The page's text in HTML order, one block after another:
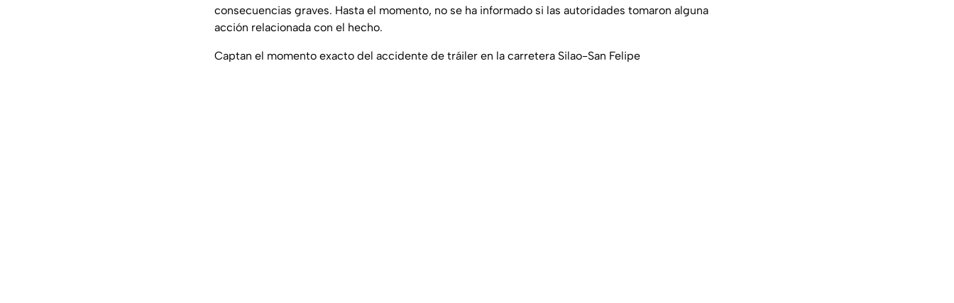
consecuencias graves. Hasta el momento, no se ha informado si las autoridades tomaron alguna
acción relacionada con el hecho.
Captan el momento exacto del accidente de tráiler en la carretera Silao-San Felipe